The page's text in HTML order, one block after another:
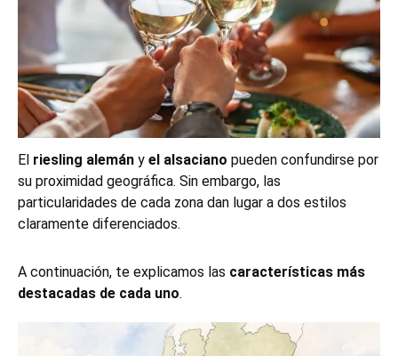
El riesling alemán y el alsaciano pueden confundirse por
su proximidad geográfica. Sin embargo, las
particularidades de cada zona dan lugar a dos estilos
claramente diferenciados.
A continuación, te explicamos las características más
destacadas de cada uno.